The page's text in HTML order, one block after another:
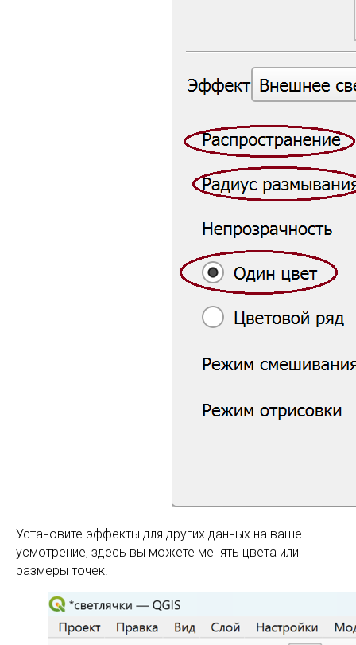
Установите эффекты для других данных на ваше
усмотрение, здесь вы можете менять цвета или
размеры точек.